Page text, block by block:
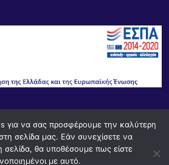
byKnowledge AE
για να σας προσφέρουμε την καλύτερη
σελίδα μας. Εάν συνεχίσετε να
σελίδα, θα υποθέσουμε πως είστε
με αυτό.